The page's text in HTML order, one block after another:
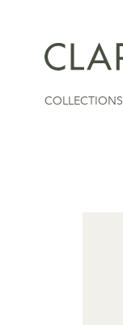
COLLECTIONS